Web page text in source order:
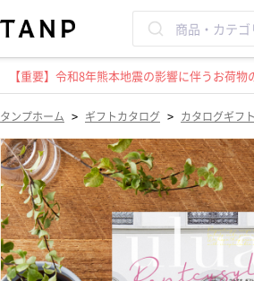
【重要】令和8年熊本地震の影響に伴うお荷
タンプホーム > ギフトカタログ > カタログギフト